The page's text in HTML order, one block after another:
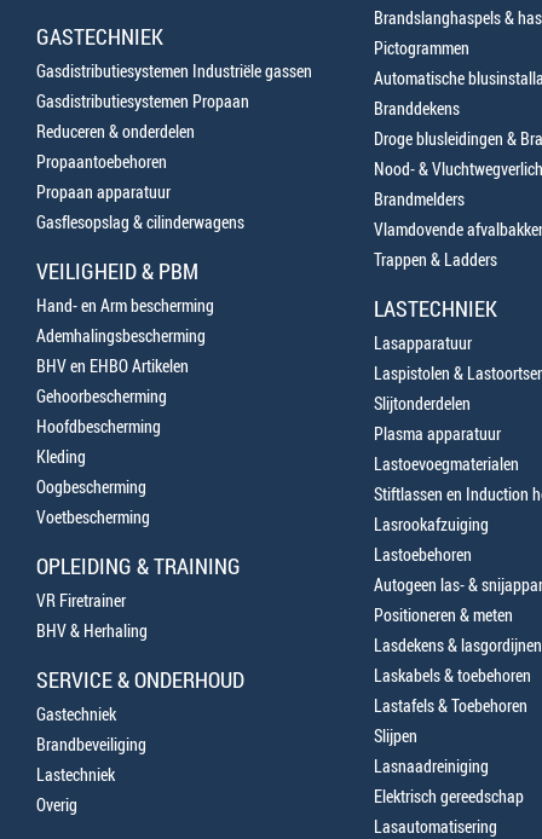
GASTECHNIEK
Gasdistributiesystemen Industriële gassen
Gasdistributiesystemen Propaan
Reduceren & onderdelen
Propaantoebehoren
Propaan apparatuur
Gasflesopslag & cilinderwagens
VEILIGHEID & PBM
Hand- en Arm bescherming
Ademhalingsbescherming
BHV en EHBO Artikelen
Gehoorbescherming
Hoofdbescherming
Kleding
Oogbescherming
Voetbescherming
OPLEIDING & TRAINING
VR Firetrainer
BHV & Herhaling
SERVICE & ONDERHOUD
Gastechniek
Brandbeveiliging
Lastechniek
Overig
Brandslanghaspels &
Pictogrammen
Automatische
Branddekens
Droge blusleidingen &
Nood- &
Brandmelders
Vlamdovende
Trappen & Ladders
LASTECHNIEK
Lasapparatuur
Laspistolen &
Slijtonderdelen
Plasma apparatuur
Lastoevoegmaterialen
Stiftlassen en Induction
Lasrookafzuiging
Lastoebehoren
Autogeen las- &
Positioneren & meten
Lasdekens & lasgordijnen
Laskabels & toebehoren
Lastafels & Toebehoren
Slijpen
Lasnaadreiniging
Elektrisch gereedschap
Lasautomatisering